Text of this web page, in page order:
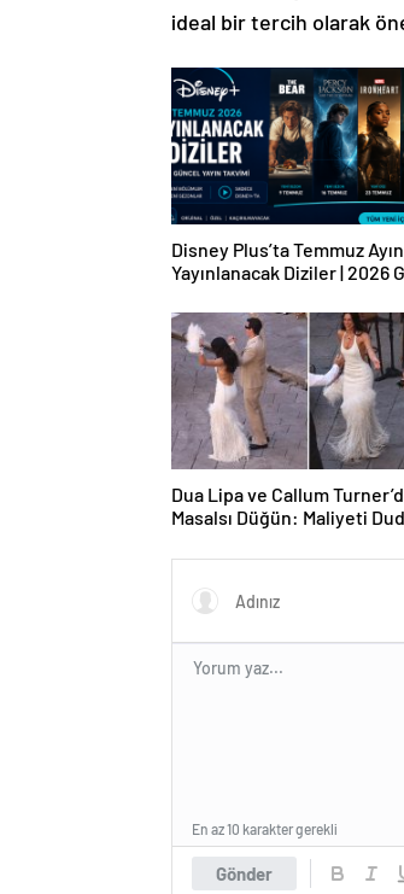
ideal bir tercih olarak
Disney Plus’ta Temmuz
Yayınlanacak Diziler | 2026
Dua Lipa ve Callum
Masalsı Düğün: Maliyeti
Gönder
En az 10 karakter gerekli